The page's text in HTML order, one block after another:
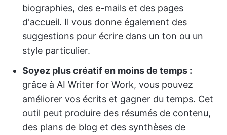
biographies, des e-mails et des pages
d'accueil. Il vous donne également des
suggestions pour écrire dans un ton ou un
style particulier.
Soyez plus créatif en moins de temps :
grâce à AI Writer for Work, vous pouvez
améliorer vos écrits et gagner du temps. Cet
outil peut produire des résumés de contenu,
des plans de blog et des synthèses de